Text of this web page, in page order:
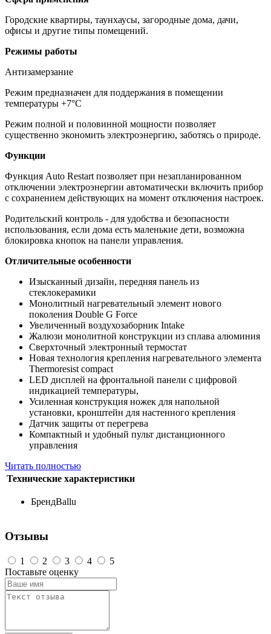
Городские квартиры, таунхаусы, загородные дома, дачи,
офисы и другие типы помещений.
Режимы работы
Антизамерзание
Режим предназначен для поддержания в помещении
температуры +7°С
Режим полной и половинной мощности позволяет
существенно экономить электроэнергию, заботясь о природе.
Функции
Функция Auto Restart позволяет при незапланированном
отключении электроэнергии автоматически включить прибор
с сохранением действующих на момент отключения настроек.
Родительский контроль - для удобства и безопасности
использования, если дома есть маленькие дети, возможна
блокировка кнопок на панели управления.
Отличительные особенности
Изысканный дизайн, передняя панель из
стеклокерамики
Монолитный нагревательный элемент нового
поколения Double G Force
Увеличенный воздухозаборник Intake
Жалюзи монолитной конструкции из сплава алюминия
Сверхточный электронный термостат
Новая технология крепления нагревательного элемента
Thermoresist compact
LED дисплей на фронтальной панели c цифровой
индикацией температуры,
Усиленная конструкция ножек для напольной
установки, кронштейн для настенного крепления
Датчик защиты от перегрева
Компактный и удобный пульт дистанционного
управления
Читать полностью
Технические характеристики
БрендBallu
Отзывы
1 2 3 4
5
Поставьте оценку